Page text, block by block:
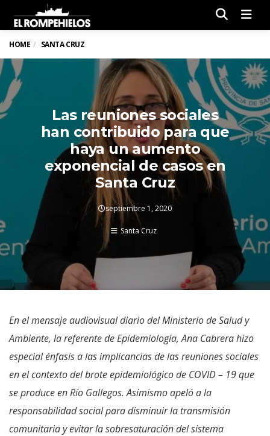
HOME SANTA CRUZ
Las reuniones sociales
han contribuido para que
haya un aumento
exponencial de casos en
Santa Cruz
septiembre 1, 2020
Santa Cruz
En el mensaje audiovisual diario del Ministerio de Salud y
Ambiente, la referente de Epidemiología, Ana Cabrera hizo
especial énfasis a las implicancias de las reuniones sociales
en el contexto del brote epidemiológico de COVID – 19 que
se produce en Río Gallegos. Asimismo apeló a la
responsabilidad social para disminuir la transmisión
comunitaria y evitar la sobresaturación del sistema